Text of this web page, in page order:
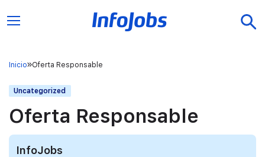
Inicio Oferta Responsable
Uncategorized
Oferta Responsable
InfoJobs